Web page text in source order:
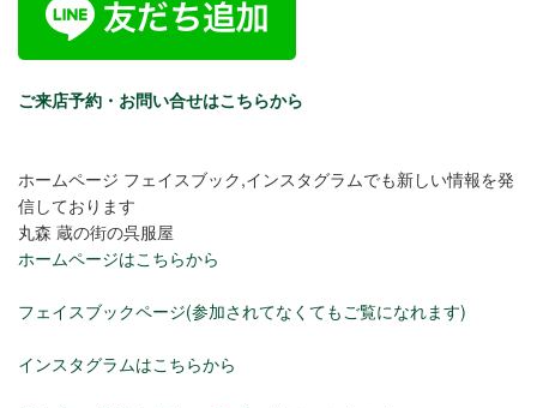
ご来店予約・お問い合せはこちらから
ホームページ フェイスブック,インスタグラムでも新しい情報を発
信しております
丸森 蔵の街の呉服屋
ホームページはこちらから
フェイスブックページ(参加されてなくてもご覧になれます)
インスタグラムはこちらから